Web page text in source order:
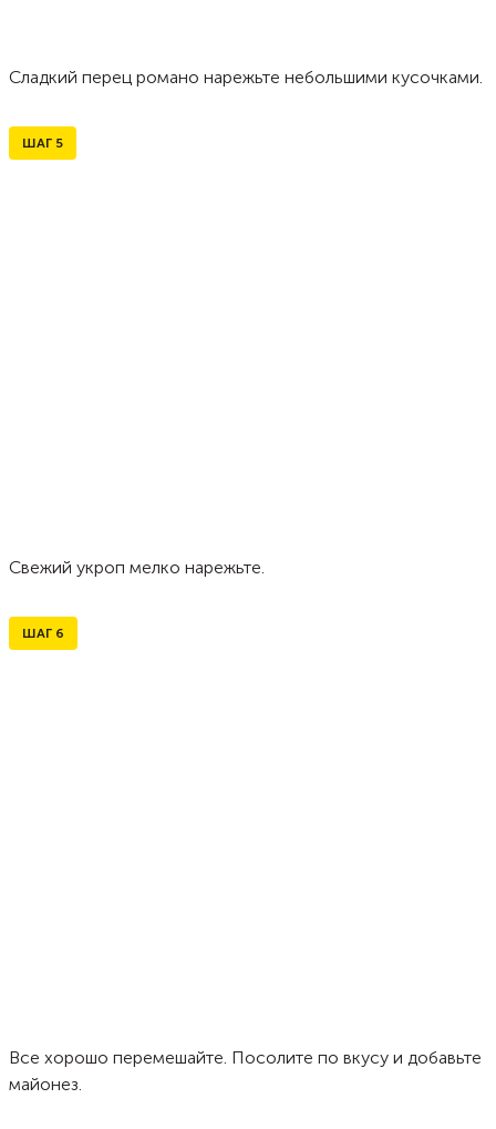
Сладкий перец романо нарежьте небольшими кусочками.
ШАГ 5
Свежий укроп мелко нарежьте.
ШАГ 6
Все хорошо перемешайте. Посолите по вкусу и добавьте
майонез.